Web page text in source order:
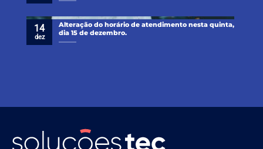
Alteração do horário de atendimento nesta quinta,
dia 15 de dezembro.
14
dez